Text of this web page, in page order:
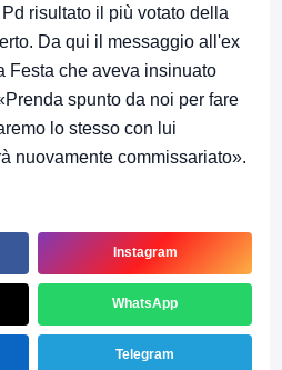
risultato il più votato della
Da qui il messaggio all'ex
Festa che aveva insinuato
spunto da noi per fare
lo stesso con lui
nuovamente commissariato».
Instagram
WhatsApp
Telegram